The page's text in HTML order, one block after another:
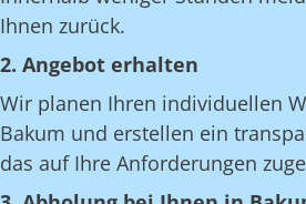
Ihnen zurück.
2. Angebot erhalten
Wir planen Ihren individuellen
Bakum und erstellen ein
das auf Ihre Anforderungen